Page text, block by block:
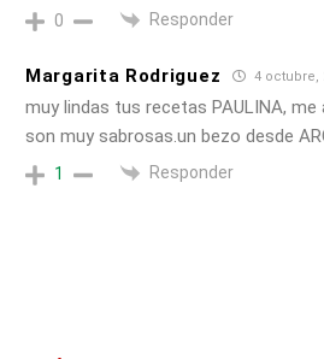
0 Responder
Margarita Rodriguez 4 octubre,
muy lindas tus recetas PAULINA,
son muy sabrosas.un bezo desde
1 Responder